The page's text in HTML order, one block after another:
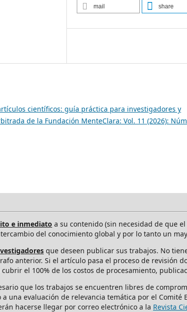
mail share
científicos: guía práctica para investigadores y
de la Fundación MenteClara: Vol. 11 (2026):
e inmediato a su contenido (sin necesidad de que
del conocimiento global y por lo tanto un
que deseen publicar sus trabajos. No
anterior. Si el artículo pasa el proceso de revisión
cubrir el 100% de los costos de procesamiento,
que los trabajos se encuentren libres de
una evaluación de relevancia temática por el
hacerse llegar por correo electrónico a la Revista